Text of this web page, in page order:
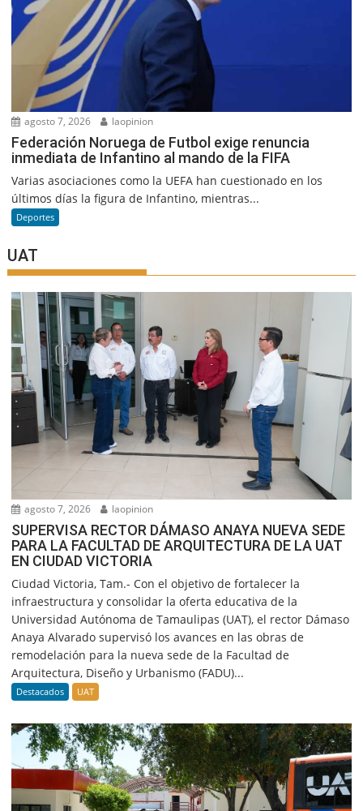
agosto 7, 2026 laopinion
Federación Noruega de Futbol exige renuncia
inmediata de Infantino al mando de la FIFA
Varias asociaciones como la UEFA han cuestionado en los
últimos días la figura de Infantino, mientras...
Deportes
UAT
agosto 7, 2026 laopinion
SUPERVISA RECTOR DÁMASO ANAYA NUEVA SEDE
PARA LA FACULTAD DE ARQUITECTURA DE LA UAT
EN CIUDAD VICTORIA
Ciudad Victoria, Tam.- Con el objetivo de fortalecer la
infraestructura y consolidar la oferta educativa de la
Universidad Autónoma de Tamaulipas (UAT), el rector Dámaso
Anaya Alvarado supervisó los avances en las obras de
remodelación para la nueva sede de la Facultad de
Arquitectura, Diseño y Urbanismo (FADU)...
Destacados UAT